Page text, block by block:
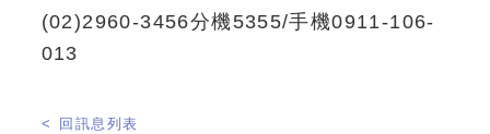
(02)2960-3456分機5355/手機0911-106-
013
< 回訊息列表